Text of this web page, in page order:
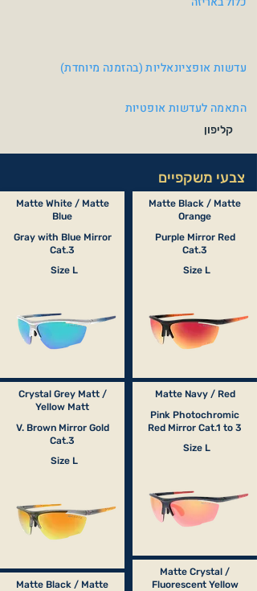
עדשות אופציונאליות (בהזמנה מיוחדת)
התאמה לעדשות אופטיות
קליפון
צבעי משקפיים
Matte White / Matte
Blue
Gray with Blue Mirror
Cat.3
Size L
Crystal Grey Matt /
Yellow Matt
V. Brown Mirror Gold
Cat.3
Size L
Matte Black / Matte
Matte Black / Matte
Orange
Purple Mirror Red
Cat.3
Size L
Matte Navy / Red
Pink Photochromic
Red Mirror Cat.1 to 3
Size L
Matte Crystal /
Fluorescent Yellow